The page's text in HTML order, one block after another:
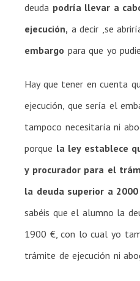
deuda podría llevar a
ejecución, a decir ,se
embargo para que yo
Hay que tener en cuenta
ejecución, que sería el
tampoco necesitaría ni
porque la ley establece
y procurador para el
la deuda superior a 2000
sabéis que el alumno la
1900 €, con lo cual yo
trámite de ejecución ni